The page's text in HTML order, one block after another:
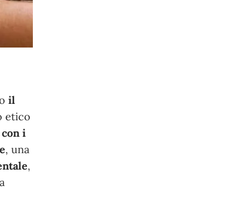
il
etico
i
, una
,